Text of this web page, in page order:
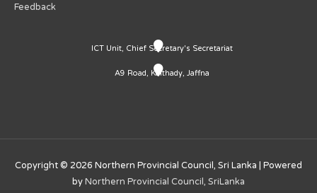
Feedback
ICT Unit, Chief Secretary's Secretariat
A9 Road, Kaithady, Jaffna
Copyright © 2026 Northern Provincial Council, Sri Lanka | Powered
byNorthern Provincial Council, SriLanka